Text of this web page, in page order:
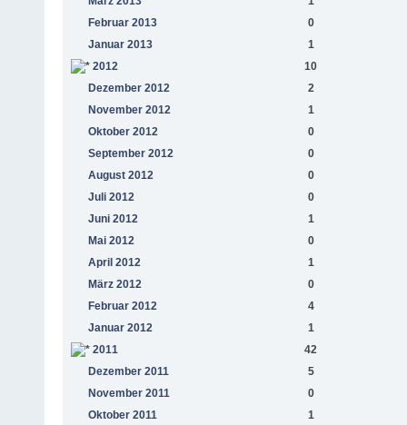
Februar 2013
0
Januar 2013
1
2012
10
Dezember 2012
2
November 2012
1
Oktober 2012
0
September 2012
0
August 2012
0
Juli 2012
0
Juni 2012
1
Mai 2012
0
April 2012
1
März 2012
0
Februar 2012
4
Januar 2012
1
2011
42
Dezember 2011
5
November 2011
0
Oktober 2011
1